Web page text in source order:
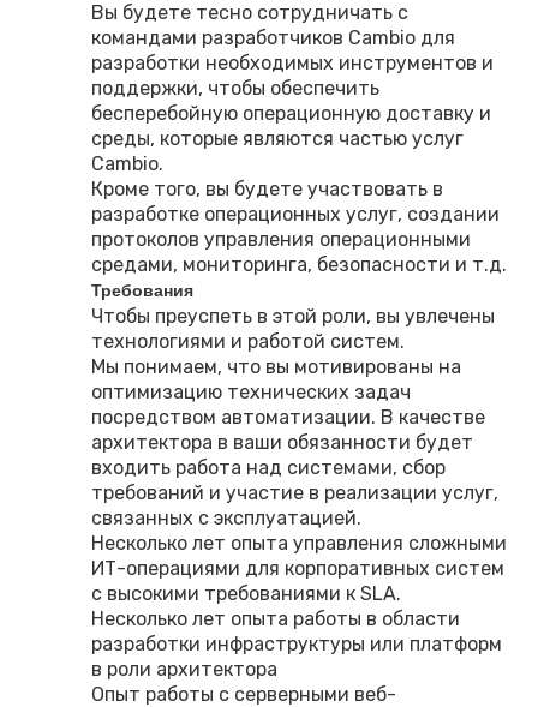
Вы будете тесно сотрудничать с
командами разработчиков Cambio для
разработки необходимых инструментов и
поддержки, чтобы обеспечить
бесперебойную операционную доставку и
среды, которые являются частью услуг
Cambio.
Кроме того, вы будете участвовать в
разработке операционных услуг, создании
протоколов управления операционными
средами, мониторинга, безопасности и т.д.
Требования
Чтобы преуспеть в этой роли, вы увлечены
технологиями и работой систем.
Мы понимаем, что вы мотивированы на
оптимизацию технических задач
посредством автоматизации. В качестве
архитектора в ваши обязанности будет
входить работа над системами, сбор
требований и участие в реализации услуг,
связанных с эксплуатацией.
Несколько лет опыта управления сложными
ИТ-операциями для корпоративных систем
с высокими требованиями к SLA.
Несколько лет опыта работы в области
разработки инфраструктуры или платформ
в роли архитектора
Опыт работы с серверными веб-